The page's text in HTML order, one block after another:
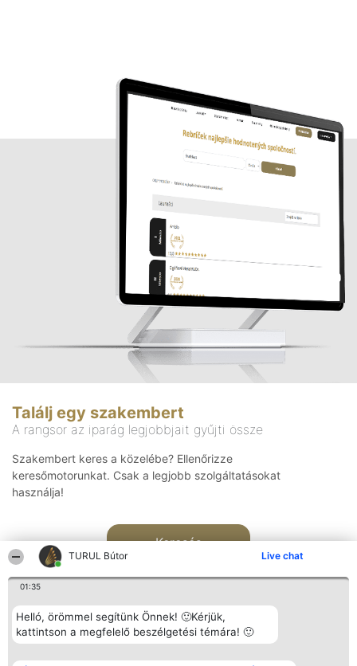
TURUL Bútor Live chat
01:35
Helló, örömmel segítünk Önnek! 🙂Kérjük,
kattintson a megfelelő beszélgetési témára! 🙂
Találj egy szakembert
A rangsor az iparág legjobbjait gyűjti össze
Szakembert keres a közelébe? Ellenőrizze
keresőmotorunkat. Csak a legjobb szolgáltatásokat
használja!
Keresés
Rangsorszervező Népszavazás Elérhetőség